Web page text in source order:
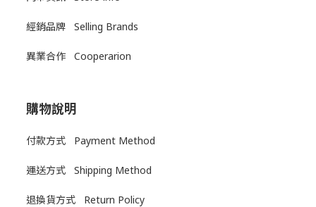
經銷品牌 Selling Brands
異業合作 Cooperarion
購物說明
付款方式 Payment Method
運送方式 Shipping Method
退換貨方式 Return Policy